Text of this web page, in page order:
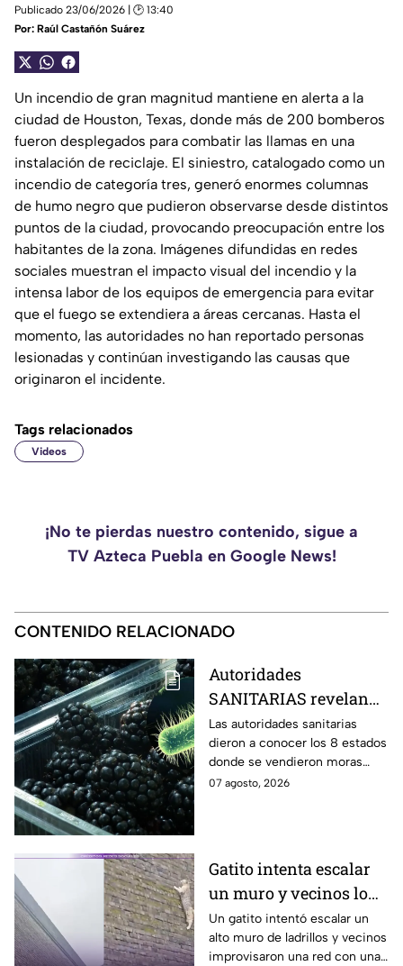
Publicado 23/06/2026 | 🕑 13:40
Por: Raúl Castañón Suárez
Un incendio de gran magnitud mantiene en alerta a la
ciudad de Houston, Texas, donde más de 200 bomberos
fueron desplegados para combatir las llamas en una
instalación de reciclaje. El siniestro, catalogado como un
incendio de categoría tres, generó enormes columnas
de humo negro que pudieron observarse desde distintos
puntos de la ciudad, provocando preocupación entre los
habitantes de la zona. Imágenes difundidas en redes
sociales muestran el impacto visual del incendio y la
intensa labor de los equipos de emergencia para evitar
que el fuego se extendiera a áreas cercanas. Hasta el
momento, las autoridades no han reportado personas
lesionadas y continúan investigando las causas que
originaron el incidente.
Tags relacionados
Videos
¡No te pierdas nuestro contenido, sigue a
TV Azteca Puebla en Google News!
CONTENIDO RELACIONADO
Autoridades
SANITARIAS revelan
los 8 estados donde se
vendieron las MORAS
contaminadas con
E.coli
Las autoridades sanitarias
dieron a conocer los 8 estados
donde se vendieron moras
contaminadas con E.coli, lo
07 agosto, 2026
Gatito intenta escalar
un muro y vecinos lo
ayudan
Un gatito intentó escalar un
alto muro de ladrillos y vecinos
improvisaron una red con una